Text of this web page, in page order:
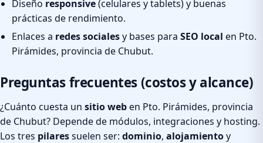
Diseño responsive(celulares y tablets) y buenas
prácticas de rendimiento.
Enlaces a redes socialesy bases para SEO local en Pto.
Pirámides, provincia de Chubut.
Preguntas frecuentes (costos y alcance)
¿Cuánto cuesta un sitio weben Pto. Pirámides, provincia
de Chubut? Depende de módulos, integraciones y hosting.
Los tres pilaressuelen ser: dominio, alojamientoy